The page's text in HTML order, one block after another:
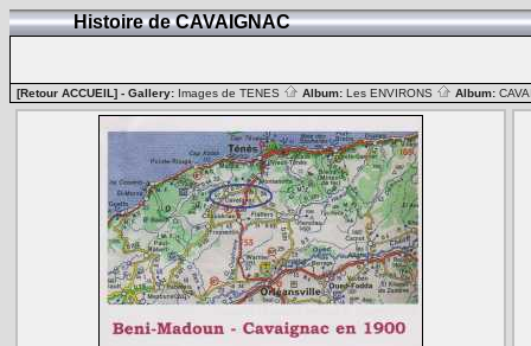
Histoire de CAVAIGNAC
[Retour ACCUEIL] - Gallery: Images de TENES Album: Les ENVIRONS Album: